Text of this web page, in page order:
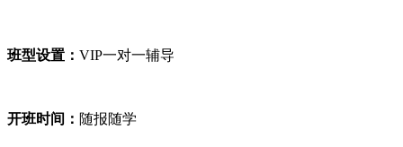
班型设置： VIP一对一辅导
开班时间： 随报随学